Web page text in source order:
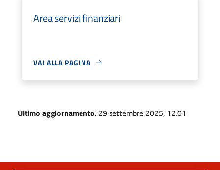
Area servizi finanziari
VAI ALLA PAGINA
Ultimo aggiornamento: 29 settembre 2025, 12:01